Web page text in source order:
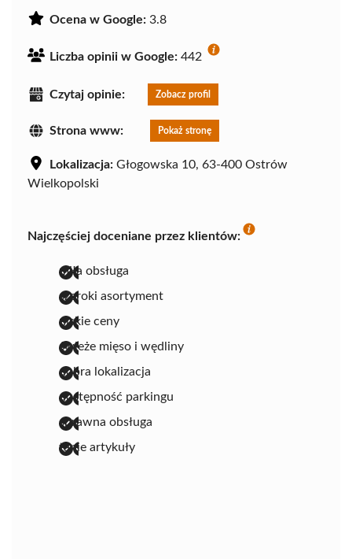
Ocena w Google: 3.8
Liczba opinii w Google: 442
Czytaj opinie: Zobacz profil
Strona www: Pokaż stronę
Lokalizacja: Głogowska 10, 63-400 Ostrów
Wielkopolski
Najczęściej doceniane przez klientów:
miła obsługa
szeroki asortyment
niskie ceny
świeże mięso i wędliny
dobra lokalizacja
dostępność parkingu
sprawna obsługa
tanie artykuły